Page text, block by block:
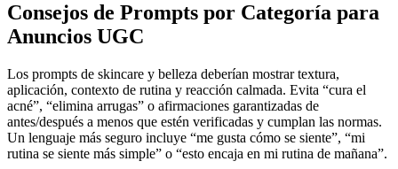
Consejos de Prompts por Categoría para
Anuncios UGC
Los prompts de skincare y belleza deberían mostrar textura,
aplicación, contexto de rutina y reacción calmada. Evita “cura el
acné”, “elimina arrugas” o afirmaciones garantizadas de
antes/después a menos que estén verificadas y cumplan las normas.
Un lenguaje más seguro incluye “me gusta cómo se siente”, “mi
rutina se siente más simple” o “esto encaja en mi rutina de mañana”.